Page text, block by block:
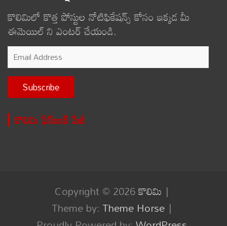
కొలిమిలో కొత్త పోస్టుల నోటిఫికేషన్స్ కోసం ఇక్కడ మీ
ఈమెయిల్ ని ఎంటర్ చేయండి.
Email
Address
Subscribe
కొలిమి ఫేస్‌బుక్ పేజీ
Copyright © 2026కొలిమి
Theme by:Theme Horse